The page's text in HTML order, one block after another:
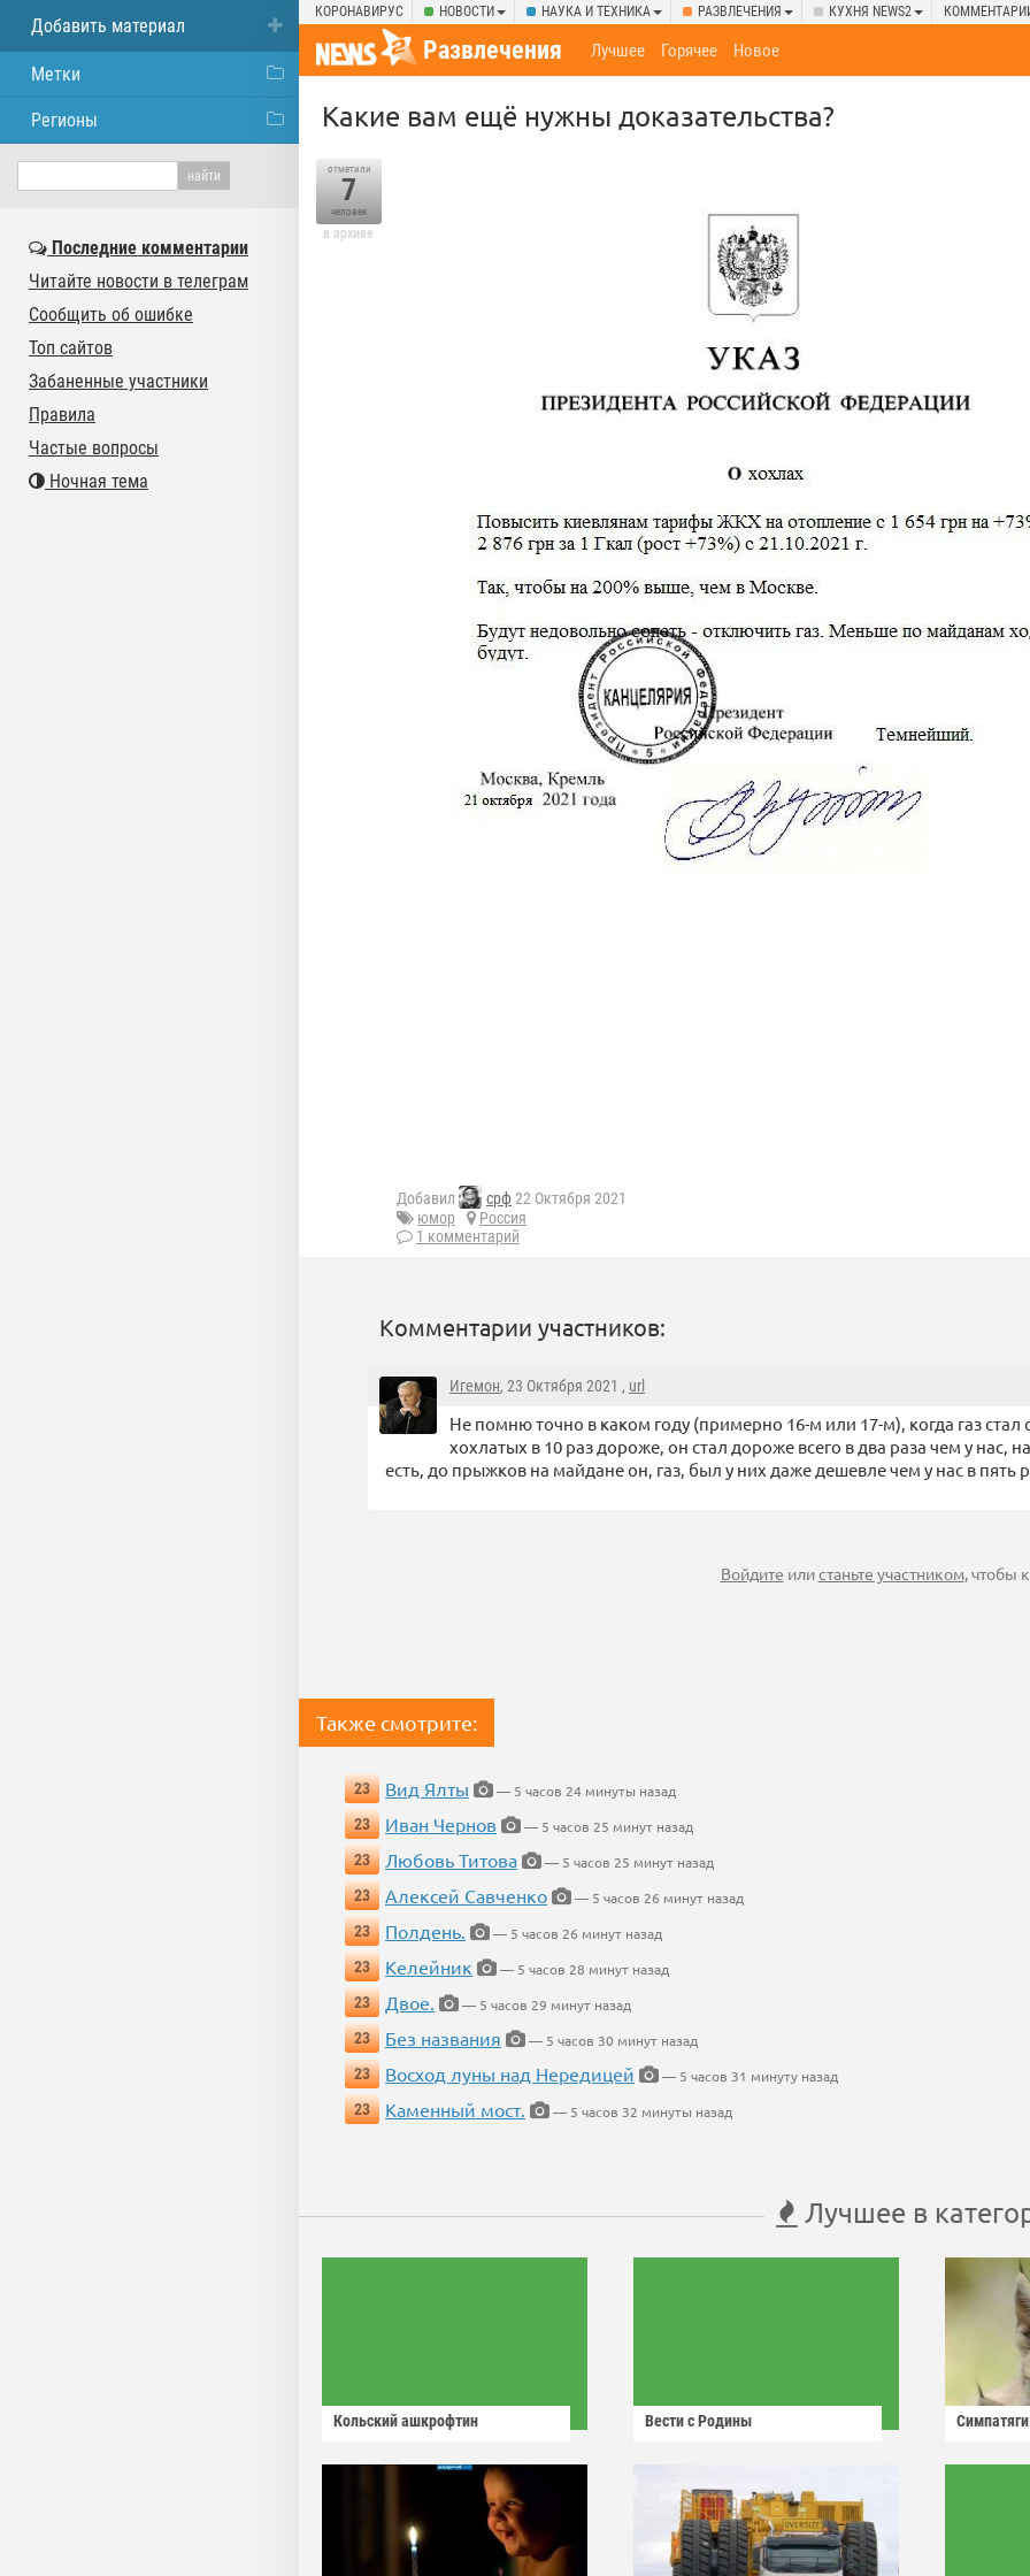
КОРОНАВИРУС НОВОСТИ НАУКА И ТЕХНИКА РАЗВЛЕЧЕНИЯ КУХНЯ NEWS2
Развлечения Лучшее Горячее Новое
Какие вам ещё нужны доказательства?
отметили
7
человек
в архиве
Добавил срф 22 Октября 2021
юмор
Россия
1 комментарий
Комментарии участников:
Игемон, 23 Октября 2021 , url
Не помню точно в каком году (примерно 16-м или 17-м), когда газ стал
хохлатых в 10 раз дороже, он стал дороже всего в два раза чем у нас,
есть, до прыжков на майдане он, газ, был у них даже дешевле чем у нас в пять
Войдите илистаньте участником, чтобы
Также смотрите:
23 Вид Ялты
— 5 часов 24 минуты назад
23
Иван Чернов
— 5 часов 25 минут назад
23
Любовь Титова
— 5 часов 25 минут назад
23
Алексей Савченко
— 5 часов 26 минут назад
23
Полдень.
— 5 часов 26 минут назад
23
Келейник
— 5 часов 28 минут назад
23
Двое.
— 5 часов 29 минут назад
23
Без названия
— 5 часов 30 минут назад
23
Восход луны над Нередицей
— 5 часов 31 минуту назад
23
Каменный мост. — 5 часов 32 минуты назад
Лучшее в
Кольский ашкрофтин Вести с Родины Симпатяги
Добавить материал
Метки
Регионы
Последние комментарии
Читайте новости в телеграм
Сообщить об ошибке
Топ сайтов
Забаненные участники
Правила
Частые вопросы
Ночная тема